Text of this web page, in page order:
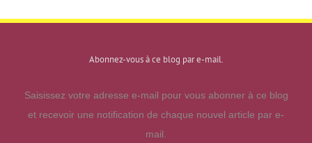
Abonnez-vous à ce blog par e-mail.
Saisissez votre adresse e-mail pour vous abonner à ce blog
et recevoir une notification de chaque nouvel article par e-
mail.